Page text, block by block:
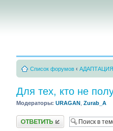
Список форумов ‹ АДАПТАЦИЯ
Для тех, кто не
Модераторы: URAGAN Zurab_A
Ответить